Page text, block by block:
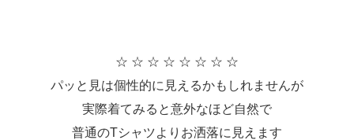
☆ ☆ ☆ ☆ ☆ ☆ ☆ ☆
パッと見は個性的に見えるかもしれませんが
実際着てみると意外なほど自然で
普通のTシャツよりお洒落に見えます